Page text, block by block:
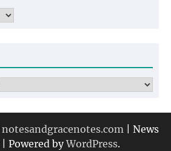
notesandgracenotes.com | News
| Powered byWordPress.